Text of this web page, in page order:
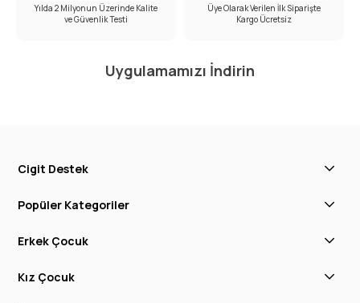
Yılda 2 Milyonun Üzerinde Kalite
ve Güvenlik Testi
Üye Olarak Verilen İlk Siparişte
Kargo Ücretsiz
Uygulamamızı İndirin
Cigit Destek
Popüler Kategoriler
Erkek Çocuk
Kız Çocuk